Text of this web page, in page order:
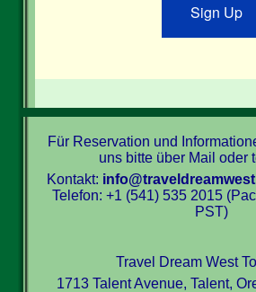
Sign Up
Für Reservation und
uns bitte über Mail oder
Kontakt:
Telefon: +1 (541) 535 2015
PST)
Travel Dream West
1713 Talent Avenue, Talent,